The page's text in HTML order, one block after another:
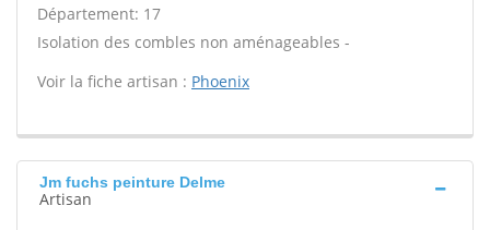
Département: 17
Isolation des combles non aménageables -
Voir la fiche artisan : Phoenix
Jm fuchs peinture Delme
Artisan